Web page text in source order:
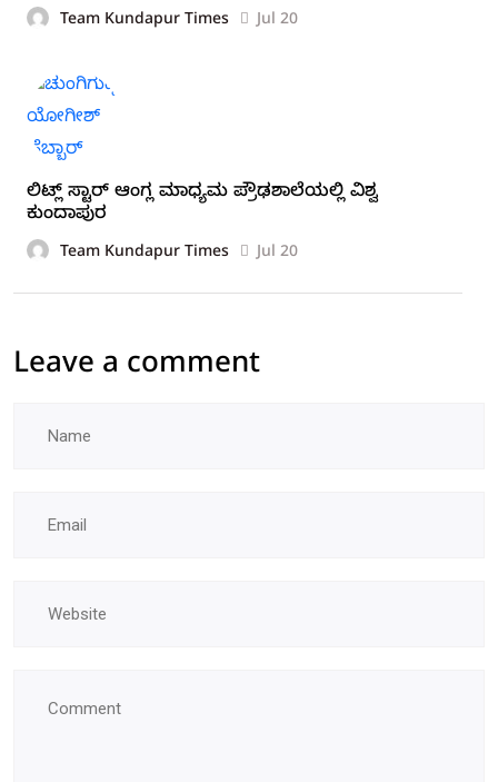
Team Kundapur Times Jul 20
ಲಿಟ್ಲ್ ಸ್ಟಾರ್ ಆಂಗ್ಲ ಮಾಧ್ಯಮ ಪ್ರೌಢಶಾಲೆಯಲ್ಲಿ ವಿಶ್ವ
ಕುಂದಾಪುರ
Team Kundapur Times Jul 20
Leave a comment